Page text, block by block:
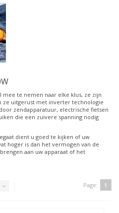
mee te nemen naar elke klus, ze zijn
ze uitgerust met inverter technologie
zendapparatuur, electrische fietsen
die een zuivere spanning nodig
dient u goed te kijken of uw
hoger is dan het vermogen van de
aan uw apparaat of het
Page: 1